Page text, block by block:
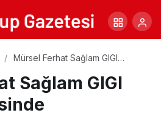
Mürsel Ferhat Sağlam GIGI
Sağlam GIGI
Yorum Yap Paylaş